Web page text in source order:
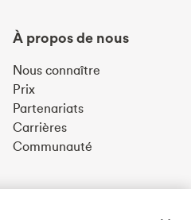
À propos de nous
Nous connaître
Prix
Partenariats
Carrières
Communauté